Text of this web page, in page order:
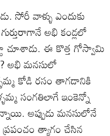
సోరీ వాళ్ళు ఎందుకు
అభి కండ్లలో
చూశాడు. ఈ కొత్త గోస్వామి
అభి మనసులో
కోడి రసం తాగడానికి
సంగతిలాగే ఇంకెన్నో
అప్పుడు మనసులోనే
ప్రపంచం త్యాగం చేసిన